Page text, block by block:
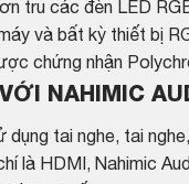
tru các đèn LED
và bất kỳ thiết bị
chứng nhận
NAHIMIC
dụng tai nghe, tai
là HDMI, Nahimic